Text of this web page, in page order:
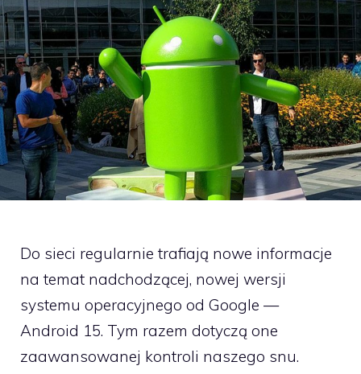
Do sieci regularnie trafiają nowe informacje
na temat nadchodzącej, nowej wersji
systemu operacyjnego od Google —
Android 15. Tym razem dotyczą one
zaawansowanej kontroli naszego snu.